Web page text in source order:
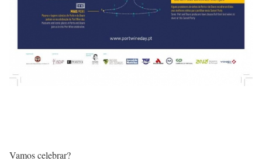
Vamos celebrar?